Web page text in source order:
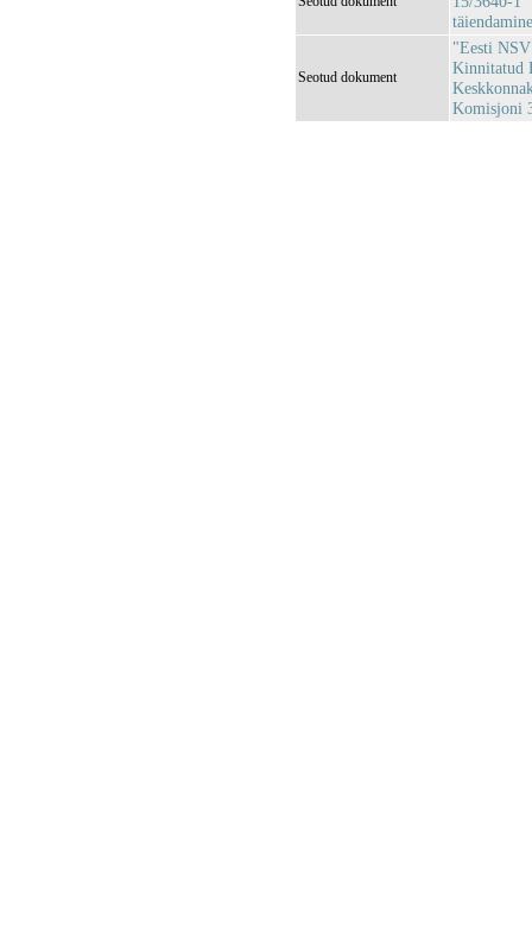
Seotud dokument
"Eesti
Kinnitatud
Komisjoni